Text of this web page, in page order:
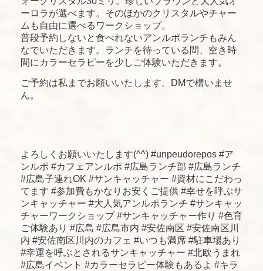
ーロラが選べます。そのほかのクリスタルやチャー
ムも自由に選べるワークショップ。
普段予約しないと食べれないアンルポランチもみん
なでいただきます。ランチを待っている間、空き時
間にカラーセラピーを少しご体験いただきます。
ご予約は私までお願いいたします。DMで構いませ
ん。
よろしくお願いいたします(^^) #unpeudorepos #ア
ンルポ #カフェアンルポ #広島ランチ部 #広島ランチ
#広島子連れOK #サンキャッチャー #資材にこだわっ
てます #参加費もかなりお安くご提供 #幸せを呼ぶサ
ンキャッチャー #大人気アンルポランチ #サンキャッ
チャーワークショップ #サンキャッチャー作り #色育
ご体験あり #広島 #広島市内 #安佐南区 #安佐南区川
内 #安佐南区川内のカフェ #いつも満席 #駐車場あり
#幸運を呼ぶとされるサンキャッチャー #北欧うまれ
#広島イベント #カラーセラピー体験もあるよ #キラ